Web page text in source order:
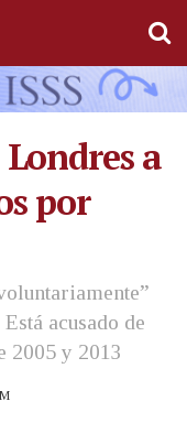
a
por
acusado de
2005 y 2013